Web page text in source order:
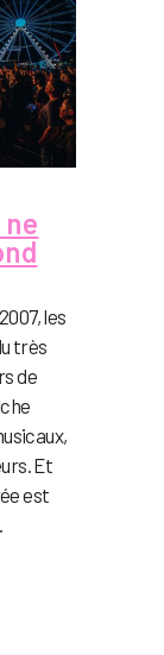
les
très
de
Et
est